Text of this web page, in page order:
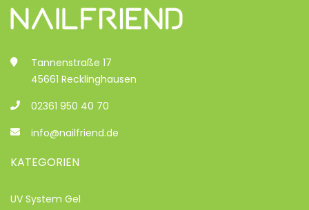
Tannenstraße 17
45661 Recklinghausen
02361 950 40 70
info@nailfriend.de
KATEGORIEN
UV System Gel